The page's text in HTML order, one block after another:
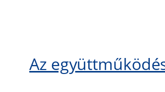
Az